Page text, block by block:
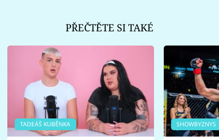
PŘEČTĚTE SI TAKÉ
TADEÁŠ KUBĚNKA SHOWBYZNYS